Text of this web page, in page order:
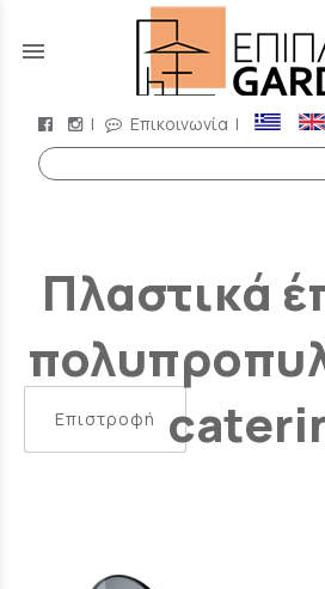
menu
| Επικοινωνία |
Πλαστικά
Επιστροφή